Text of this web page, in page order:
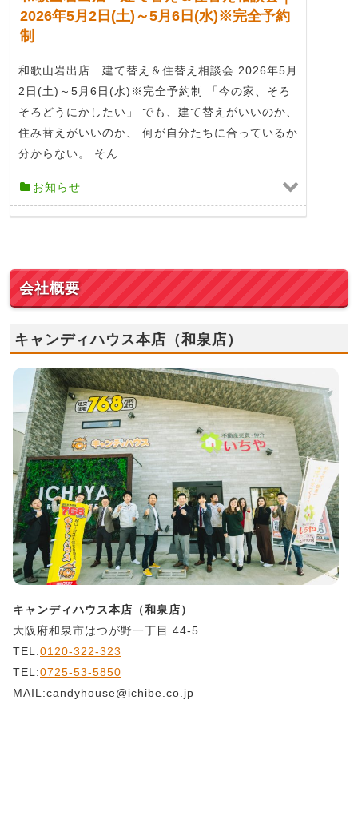
2026年5月2日(土)～5月6日(水)※完全予約
制
和歌山岩出店 建て替え＆住替え相談会 2026年5月
2日(土)～5月6日(水)※完全予約制 「今の家、そろ
そろどうにかしたい」 でも、建て替えがいいのか、
住み替えがいいのか、 何が自分たちに合っているか
分からない。 そん...
お知らせ
会社概要
キャンディハウス本店（和泉店）
キャンディハウス本店（和泉店）
大阪府和泉市はつが野一丁目 44-5
TEL:0120-322-323
TEL:0725-53-5850
MAIL:candyhouse@ichibe.co.jp